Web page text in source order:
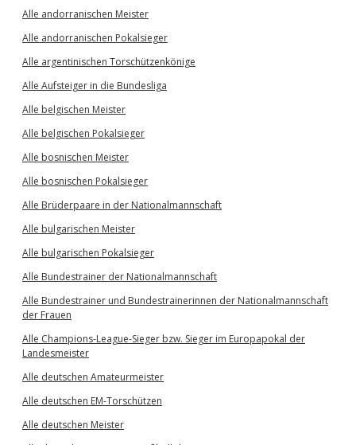
Alle andorranischen Meister
Alle andorranischen Pokalsieger
Alle argentinischen Torschützenkönige
Alle Aufsteiger in die Bundesliga
Alle belgischen Meister
Alle belgischen Pokalsieger
Alle bosnischen Meister
Alle bosnischen Pokalsieger
Alle Brüderpaare in der Nationalmannschaft
Alle bulgarischen Meister
Alle bulgarischen Pokalsieger
Alle Bundestrainer der Nationalmannschaft
Alle Bundestrainer und Bundestrainerinnen der Nationalmannschaft
der Frauen
Alle Champions-League-Sieger bzw. Sieger im Europapokal der
Landesmeister
Alle deutschen Amateurmeister
Alle deutschen EM-Torschützen
Alle deutschen Meister